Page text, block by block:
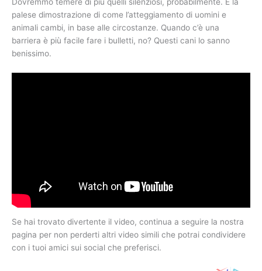
Dovremmo temere di più quelli silenziosi, probabilmente. È la
palese dimostrazione di come l’atteggiamento di uomini e
animali cambi, in base alle circostanze. Quando c’è una
barriera è più facile fare i bulletti, no? Questi cani lo sanno
benissimo.
Se hai trovato divertente il video, continua a seguire la nostra
pagina per non perderti altri video simili che potrai condividere
con i tuoi amici sui social che preferisci.